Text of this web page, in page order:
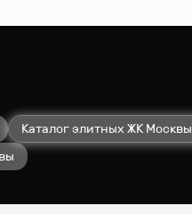
Каталог элитных ЖК Москвы